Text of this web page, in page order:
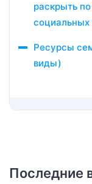
раскрыть
социальных
Ресурсы
виды)
Последние